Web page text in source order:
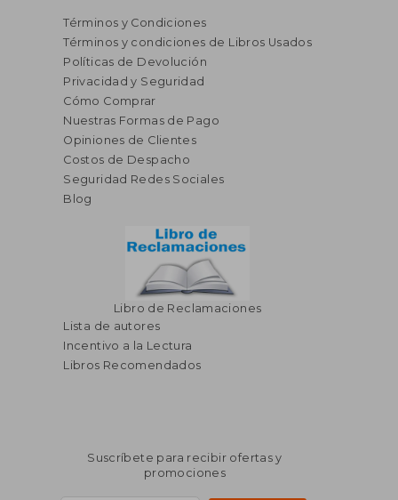
55%
dcto. S/ 83,53
Términos y Condiciones
Términos y condiciones de Libros Usados
Políticas de Devolución
Privacidad y Seguridad
Cómo Comprar
Nuestras Formas de Pago
Opiniones de Clientes
Costos de Despacho
Seguridad Redes Sociales
Blog
Libro de Reclamaciones
Lista de autores
Incentivo a la Lectura
Libros Recomendados
Suscríbete para recibir ofertas y
promociones